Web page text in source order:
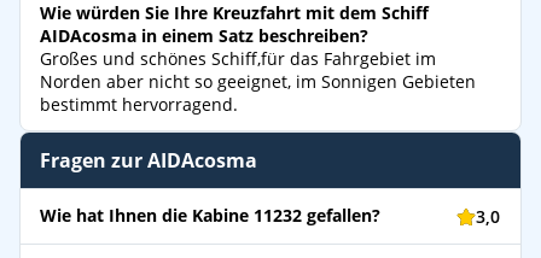
Wie würden Sie Ihre Kreuzfahrt mit dem Schiff
AIDAcosma in einem Satz beschreiben?
Großes und schönes Schiff,für das Fahrgebiet im
Norden aber nicht so geeignet, im Sonnigen Gebieten
bestimmt hervorragend.
Fragen zur AIDAcosma
Wie hat Ihnen die Kabine 11232 gefallen? 3,0